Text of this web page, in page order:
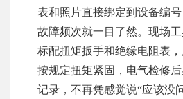
表和照片直接绑定到设备编号
故障频次就一目了然。现场
标配扭矩扳手和绝缘电阻表
按规定扭矩紧固，电气检修
记录，不再凭感觉说“应该没问